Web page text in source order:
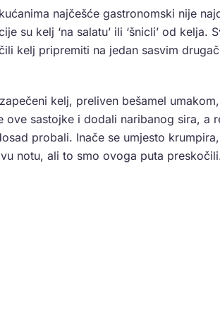
najčešće gastronomski nije
su kelj ‘na salatu’ ili ‘šnicli’ od kelja.
kelj pripremiti na jedan sasvim
kelj, preliven bešamel
ove sastojke i dodali naribanog sira, a
probali. Inače se umjesto
notu, ali to smo ovoga puta